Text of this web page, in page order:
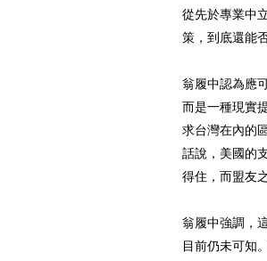
從先於專業中
策，到底還能
翁履中認為應
而是一種現實
求台灣在內的
話說，美國的
得住，而盟友
翁履中強調，
目前仍未可知